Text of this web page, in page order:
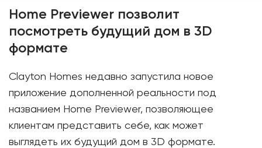
Home Previewer позволит
посмотреть будущий дом в 3D
формате
Clayton Homes недавно запустила новое
приложение дополненной реальности под
названием Home Previewer, позволяющее
клиентам представить себе, как может
выглядеть их будущий дом в 3D формате.